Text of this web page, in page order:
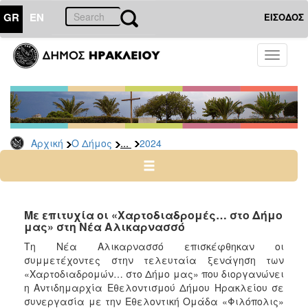
GR EN ΕΙΣΟΔΟΣ
Toggle
Αρχική Ο Δήμος ... 2024
ΔΗΜΟΣ
Δελτία
Τύπου
Αρχείο
2026
2024
2022
2021
2020
2019
Με επιτυχία οι «Χαρτοδιαδρομές… στο Δήμο
μας» στη Νέα Αλικαρνασσό
Τη Νέα Αλικαρνασσό επισκέφθηκαν οι
συμμετέχοντες στην τελευταία ξενάγηση των
«Χαρτοδιαδρομών… στο Δήμο μας» που διοργανώνει
η Αντιδημαρχία Εθελοντισμού Δήμου Ηρακλείου σε
συνεργασία με την Εθελοντική Ομάδα «Φιλόπολις»